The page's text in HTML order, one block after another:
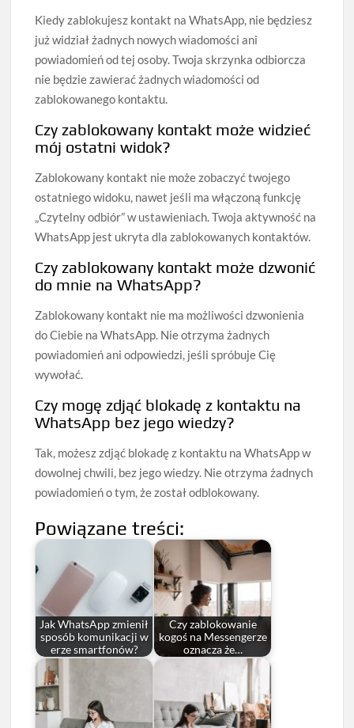
Kiedy zablokujesz kontakt na WhatsApp, nie będziesz
już widział żadnych nowych wiadomości ani
powiadomień od tej osoby. Twoja skrzynka odbiorcza
nie będzie zawierać żadnych wiadomości od
zablokowanego kontaktu.
Czy zablokowany kontakt może widzieć
mój ostatni widok?
Zablokowany kontakt nie może zobaczyć twojego
ostatniego widoku, nawet jeśli ma włączoną funkcję
„Czytelny odbiór” w ustawieniach. Twoja aktywność na
WhatsApp jest ukryta dla zablokowanych kontaktów.
Czy zablokowany kontakt może dzwonić
do mnie na WhatsApp?
Zablokowany kontakt nie ma możliwości dzwonienia
do Ciebie na WhatsApp. Nie otrzyma żadnych
powiadomień ani odpowiedzi, jeśli spróbuje Cię
wywołać.
Czy mogę zdjąć blokadę z kontaktu na
WhatsApp bez jego wiedzy?
Tak, możesz zdjąć blokadę z kontaktu na WhatsApp w
dowolnej chwili, bez jego wiedzy. Nie otrzyma żadnych
powiadomień o tym, że został odblokowany.
Powiązane treści:
Jak WhatsApp zmienił
sposób komunikacji w
erze smartfonów?
Czy zablokowanie
kogoś na Messengerze
oznacza że…